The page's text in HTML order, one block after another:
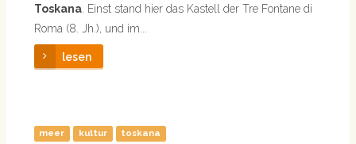
Toskana. Einst stand hier das Kastell der Tre Fontane di
Roma (8. Jh.), und im...
lesen
meer kultur toskana